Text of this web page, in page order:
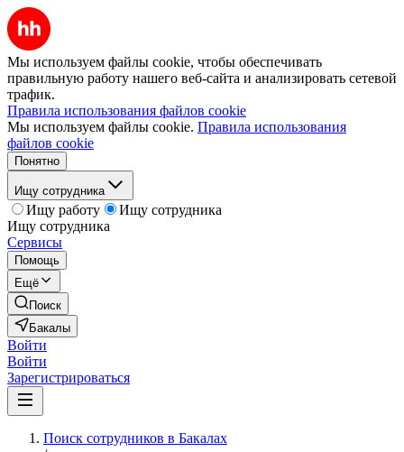
Мы используем файлы cookie, чтобы обеспечивать
правильную работу нашего веб-сайта и анализировать сетевой
трафик.
Правила использования файлов cookie
Мы используем файлы cookie. Правила использования
файлов cookie
Понятно
Ищу сотрудника
Ищу работу
Ищу сотрудника
Ищу сотрудника
Сервисы
Помощь
Ещё
Поиск
Бакалы
Войти
Войти
Зарегистрироваться
Поиск сотрудников в Бакалах